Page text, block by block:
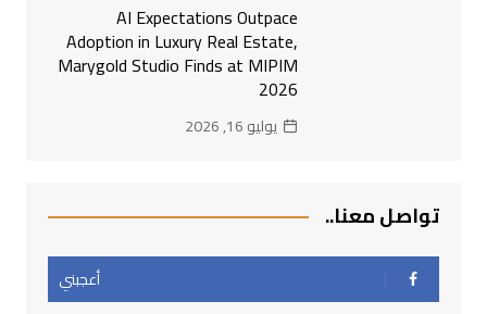
AI Expectations Outpace
Adoption in Luxury Real Estate,
Marygold Studio Finds at MIPIM
2026
يوليو 16, 2026
تواصل معنا..
أعجبني